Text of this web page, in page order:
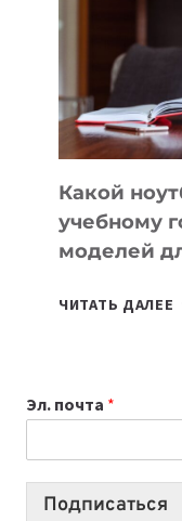
Какой
учебному
моделей
ЧИТАТЬ ДАЛЕЕ
Эл. почта *
Подписаться